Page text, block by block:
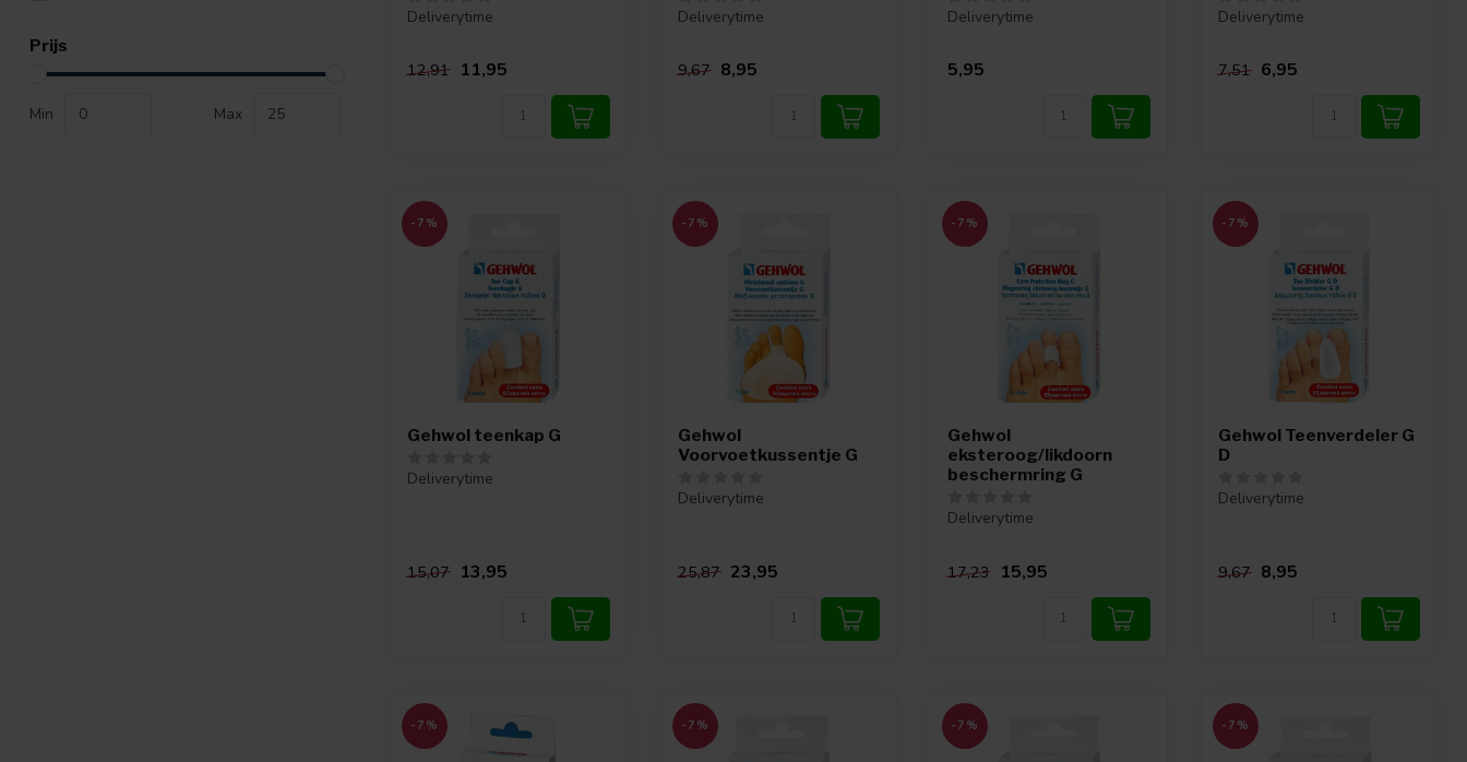
Prijs
Min Max
Deliverytime
12,91 11,95
Deliverytime
9,67 8,95
Deliverytime
5,95
Deliverytime
7,51 6,95
-7%
Gehwol teenkap G
Deliverytime
15,07 13,95
-7%
Gehwol
Voorvoetkussentje G
Deliverytime
25,87 23,95
-7%
Gehwol
eksteroog/likdoorn
beschermring G
Deliverytime
17,23 15,95
-7%
Gehwol Teenverdeler G
D
Deliverytime
9,67 8,95
-7% -7% -7% -7%